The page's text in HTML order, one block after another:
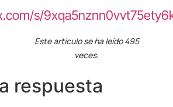
s/
Este artículo se ha leído 495
veces.
respuesta